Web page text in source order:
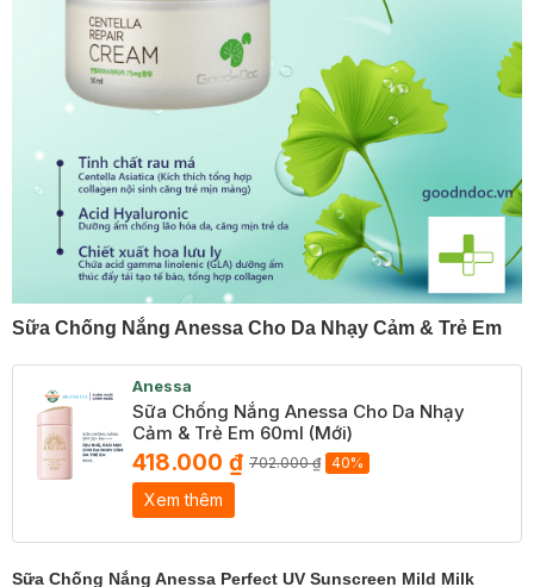
Sữa Chống Nắng Anessa Cho Da Nhạy Cảm & Trẻ Em
Anessa
Sữa Chống Nắng Anessa Cho Da Nhạy
Cảm & Trẻ Em 60ml (Mới)
418.000 ₫ 702.000 ₫ 40%
Xem thêm
Sữa Chống Nắng Anessa Perfect UV Sunscreen Mild Milk